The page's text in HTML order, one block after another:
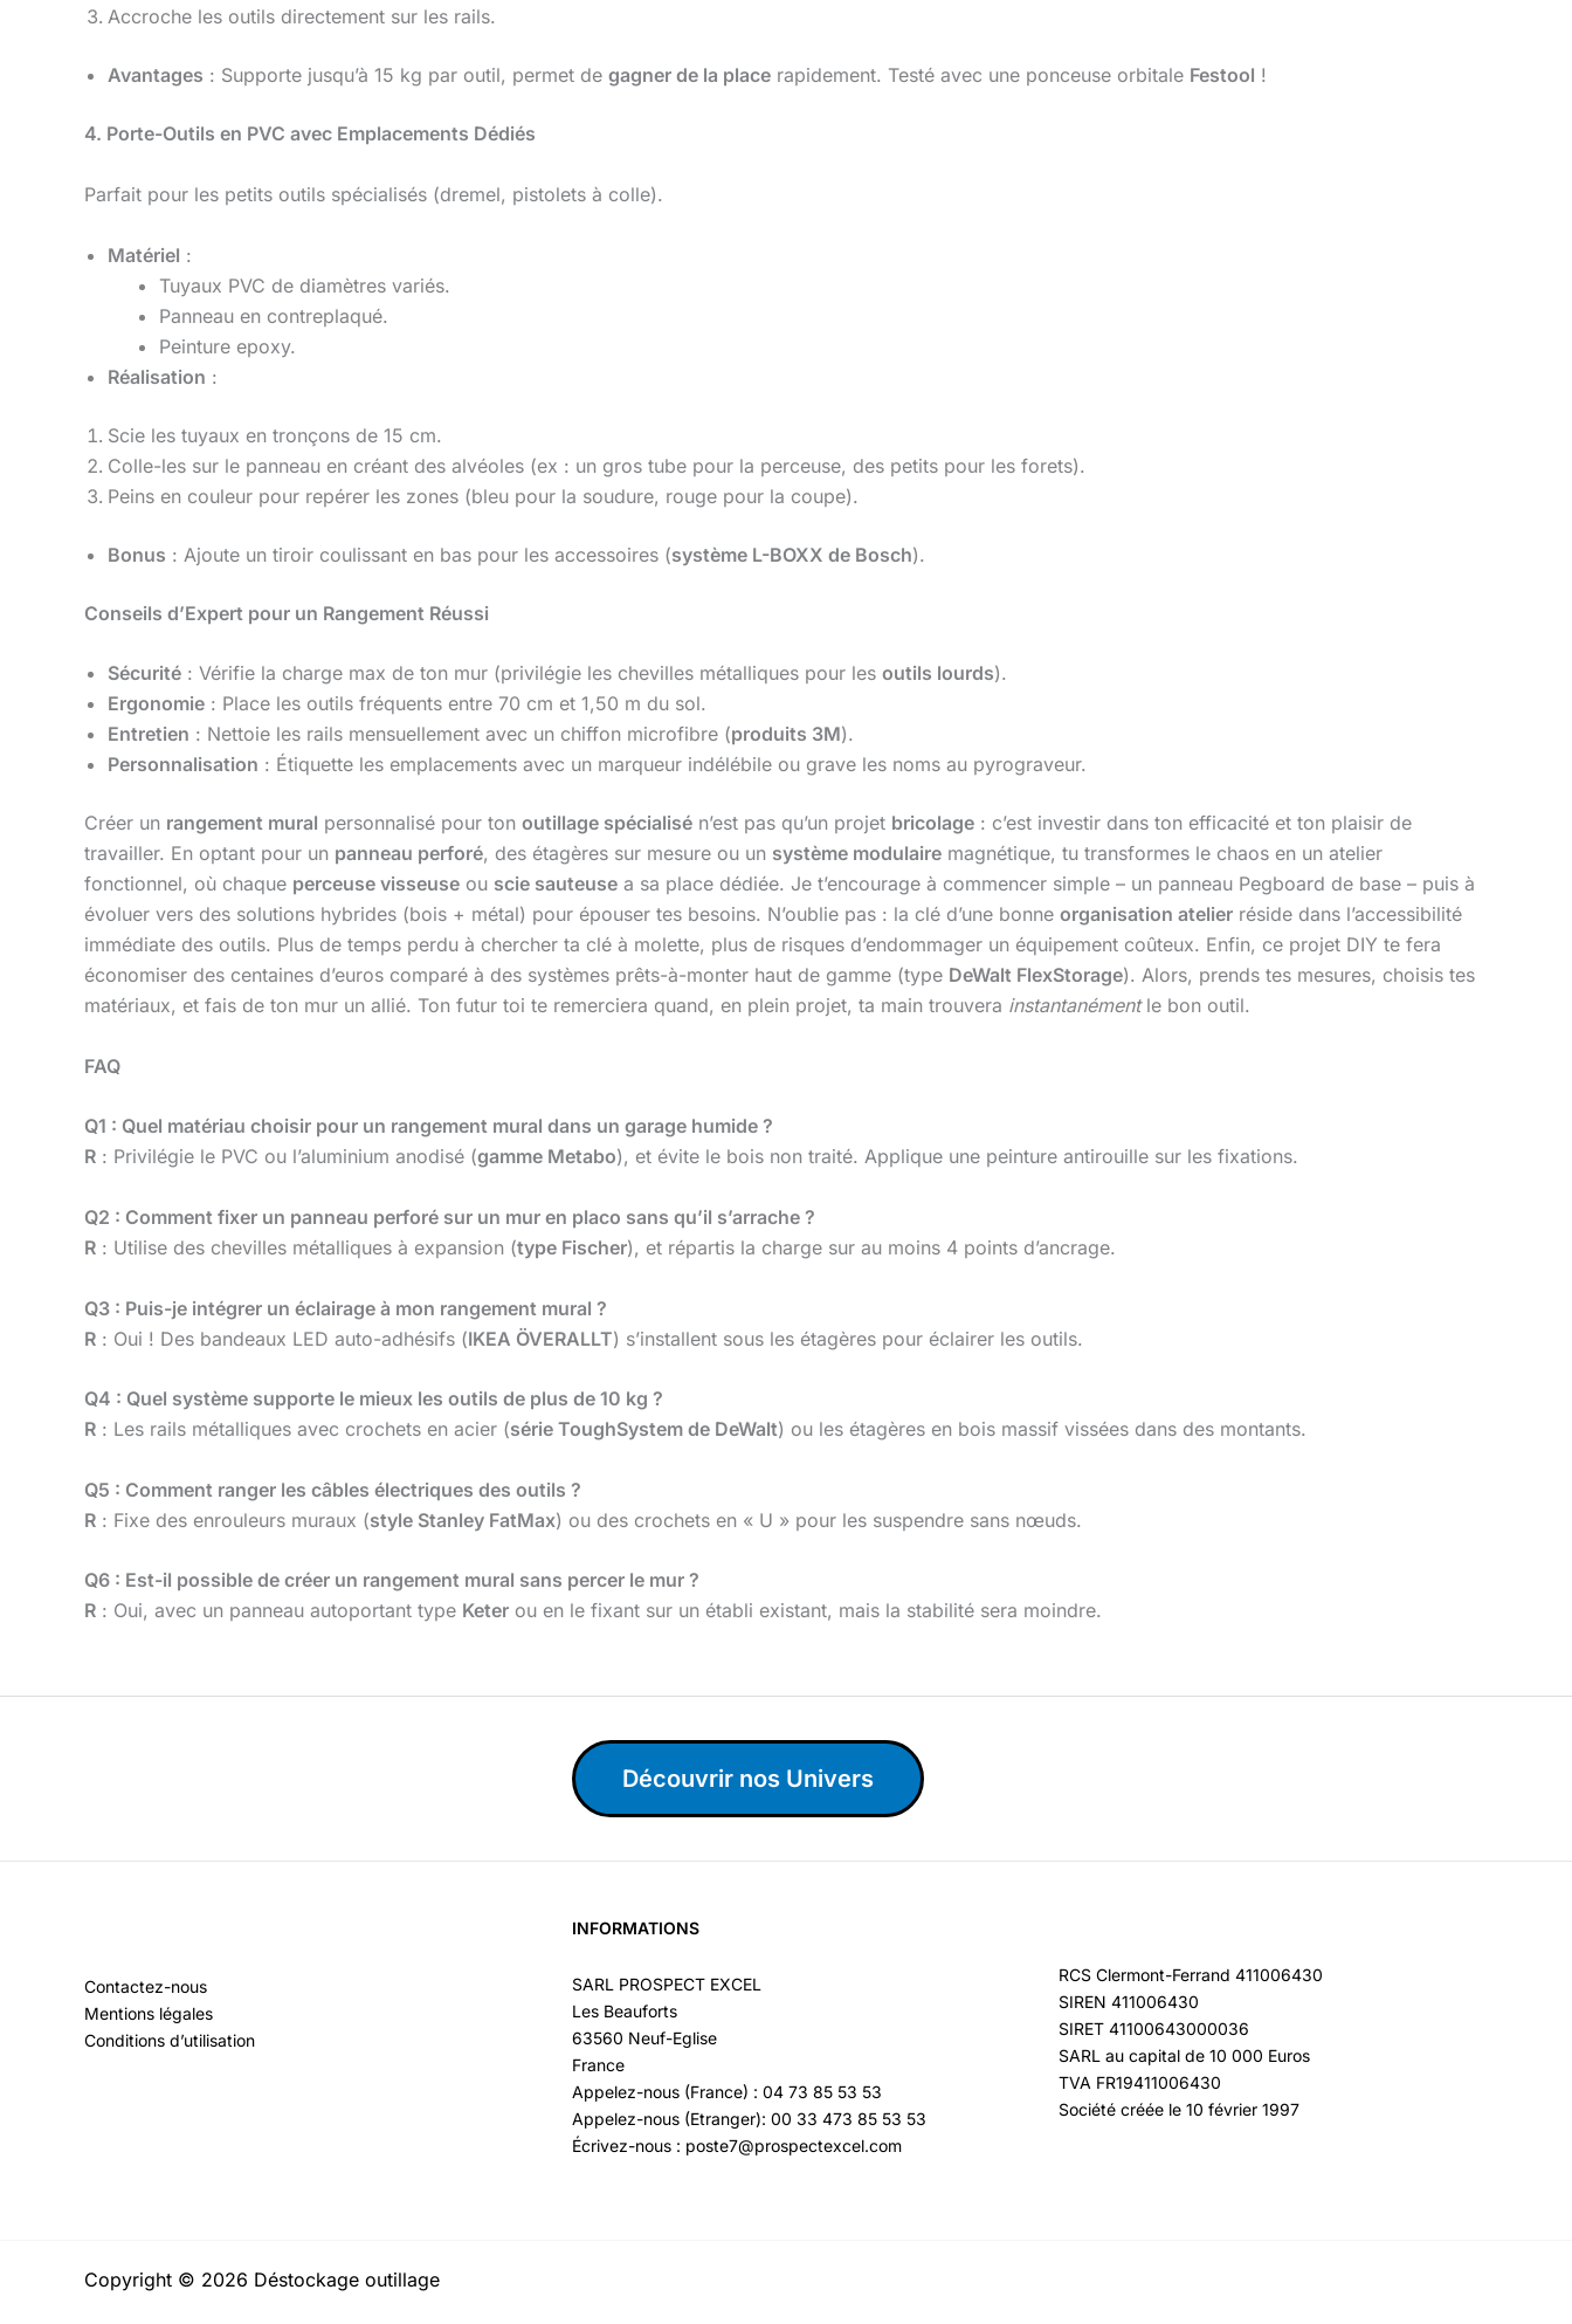
Accroche les outils directement sur les rails.
Avantages : Supporte jusqu’à 15 kg par outil, permet de gagner de la place rapidement. Testé avec une ponceuse orbitale Festool !
4. Porte-Outils en PVC avec Emplacements Dédiés
Parfait pour les petits outils spécialisés (dremel, pistolets à colle).
Matériel :
Tuyaux PVC de diamètres variés.
Panneau en contreplaqué.
Peinture epoxy.
Réalisation :
Scie les tuyaux en tronçons de 15 cm.
Colle-les sur le panneau en créant des alvéoles (ex : un gros tube pour la perceuse, des petits pour les forets).
Peins en couleur pour repérer les zones (bleu pour la soudure, rouge pour la coupe).
Bonus : Ajoute un tiroir coulissant en bas pour les accessoires (système L-BOXX de Bosch).
Conseils d’Expert pour un Rangement Réussi
Sécurité : Vérifie la charge max de ton mur (privilégie les chevilles métalliques pour les outils lourds).
Ergonomie : Place les outils fréquents entre 70 cm et 1,50 m du sol.
Entretien : Nettoie les rails mensuellement avec un chiffon microfibre (produits 3M).
Personnalisation : Étiquette les emplacements avec un marqueur indélébile ou grave les noms au pyrograveur.
Créer un rangement mural personnalisé pour ton outillage spécialisé n’est pas qu’un projet bricolage : c’est investir dans ton efficacité et ton plaisir de
travailler. En optant pour un panneau perforé, des étagères sur mesure ou un système modulaire magnétique, tu transformes le chaos en un atelier
fonctionnel, où chaque perceuse visseuse ou scie sauteuse a sa place dédiée. Je t’encourage à commencer simple – un panneau Pegboard de base – puis à
évoluer vers des solutions hybrides (bois + métal) pour épouser tes besoins. N’oublie pas : la clé d’une bonne organisation atelier réside dans l’accessibilité
immédiate des outils. Plus de temps perdu à chercher ta clé à molette, plus de risques d’endommager un équipement coûteux. Enfin, ce projet DIY te fera
économiser des centaines d’euros comparé à des systèmes prêts-à-monter haut de gamme (type DeWalt FlexStorage). Alors, prends tes mesures, choisis tes
matériaux, et fais de ton mur un allié. Ton futur toi te remerciera quand, en plein projet, ta main trouvera instantanémentle bon outil.
FAQ
Q1 : Quel matériau choisir pour un rangement mural dans un garage humide ?
R : Privilégie le PVC ou l’aluminium anodisé (gamme Metabo), et évite le bois non traité. Applique une peinture antirouille sur les fixations.
Q2 : Comment fixer un panneau perforé sur un mur en placo sans qu’il s’arrache ?
R : Utilise des chevilles métalliques à expansion (type Fischer), et répartis la charge sur au moins 4 points d’ancrage.
Q3 : Puis-je intégrer un éclairage à mon rangement mural ?
R : Oui ! Des bandeaux LED auto-adhésifs (IKEA ÖVERALLT) s’installent sous les étagères pour éclairer les outils.
Q4 : Quel système supporte le mieux les outils de plus de 10 kg ?
R : Les rails métalliques avec crochets en acier (série ToughSystem de DeWalt) ou les étagères en bois massif vissées dans des montants.
Q5 : Comment ranger les câbles électriques des outils ?
R : Fixe des enrouleurs muraux (style Stanley FatMax) ou des crochets en « U » pour les suspendre sans nœuds.
Q6 : Est-il possible de créer un rangement mural sans percer le mur ?
R : Oui, avec un panneau autoportant type Keter ou en le fixant sur un établi existant, mais la stabilité sera moindre.
Découvrir nos Univers
Contactez-nous
Mentions légales
Conditions d’utilisation
INFORMATIONS
SARL PROSPECT EXCEL
Les Beauforts
63560 Neuf-Eglise
France
Appelez-nous (France) : 04 73 85 53 53
Appelez-nous (Etranger): 00 33 473 85 53 53
Écrivez-nous : poste7@prospectexcel.com
RCS Clermont-Ferrand 411006430
SIREN 411006430
SIRET 41100643000036
SARL au capital de 10 000 Euros
TVA FR19411006430
Société créée le 10 février 1997
Copyright © 2026 Déstockage outillage